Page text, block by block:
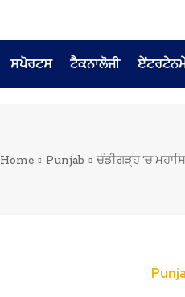
ਸਪੋਰਟਸ ਟੈਕਨਾਲੋਜੀ
Home Punjab ਚੰਡੀਗੜ੍ਹ ‘ਚ